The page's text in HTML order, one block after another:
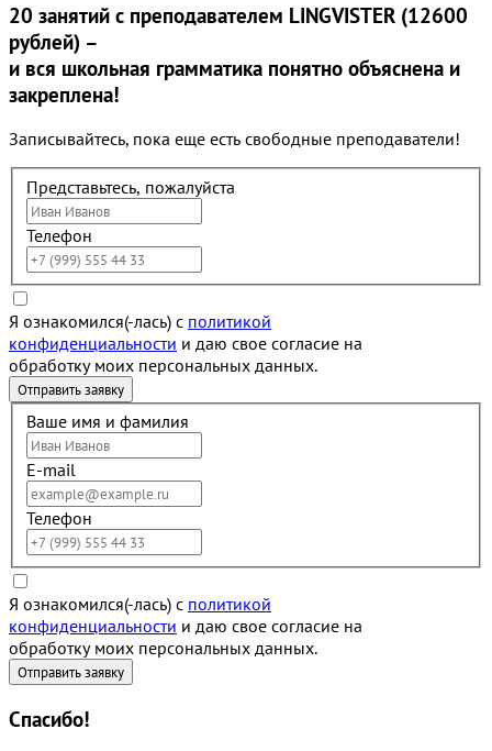
20 занятий с преподавателем LINGVISTER (12600
рублей) –
и вся школьная грамматика понятно объяснена и
закреплена!
Записывайтесь, пока еще есть свободные преподаватели!
Представьтесь, пожалуйста
Телефон
Я ознакомился(-лась) с политикой
конфиденциальности и даю свое согласие на
обработку моих персональных данных.
Ваше имя и фамилия
E-mail
Телефон
Я ознакомился(-лась) с политикой
конфиденциальности и даю свое согласие на
обработку моих персональных данных.
Спасибо!